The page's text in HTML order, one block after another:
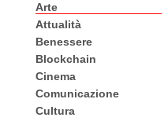
Arte
Attualità
Benessere
Blockchain
Cinema
Comunicazione
Cultura